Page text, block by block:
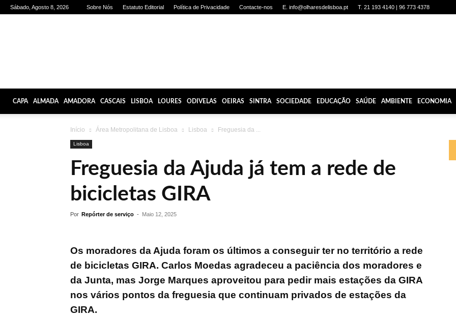
Sábado, Agosto 8, 2026 Sobre Nós Estatuto Editorial Política de Privacidade Contacte-nos E. info@olharesdelisboa.pt T. 21 193 4140 | 96 773 4378
CAPA ALMADA AMADORA CASCAIS LISBOA LOURES ODIVELAS OEIRAS SINTRA SOCIEDADE EDUCAÇÃO SAÚDE AMBIENTE ECONOMIA
Início Área Metropolitana de Lisboa Lisboa Freguesia da ...
Lisboa
Freguesia da Ajuda já tem a rede de
bicicletas GIRA
Por Repórter de serviço - Maio 12, 2025
Os moradores da Ajuda foram os últimos a conseguir ter no território a rede
de bicicletas GIRA. Carlos Moedas agradeceu a paciência dos moradores e
da Junta, mas Jorge Marques aproveitou para pedir mais estações da GIRA
nos vários pontos da freguesia que continuam privados de estações da
GIRA.